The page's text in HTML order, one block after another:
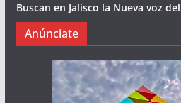
Buscan en Jalisco la Nueva voz
Anúnciate